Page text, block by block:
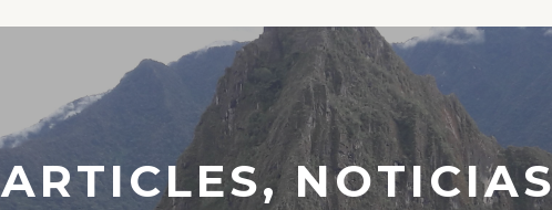
ARTICLES, NOTICIAS